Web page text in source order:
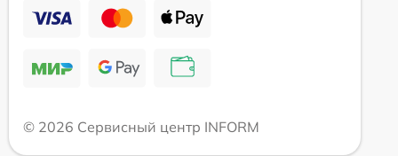
© 2026 Сервисный центр INFORM